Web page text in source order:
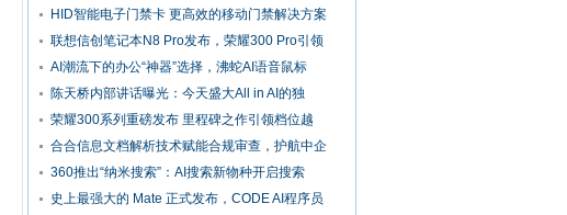
HID智能电子门禁卡 更高效的移动门禁解决方案
联想信创笔记本N8 Pro发布，荣耀300 Pro引领
AI潮流下的办公“神器”选择，沸蛇AI语音鼠标
陈天桥内部讲话曝光：今天盛大All in AI的独
荣耀300系列重磅发布 里程碑之作引领档位越
合合信息文档解析技术赋能合规审查，护航中企
360推出“纳米搜索”：AI搜索新物种开启搜索
史上最强大的 Mate 正式发布，CODE AI程序员